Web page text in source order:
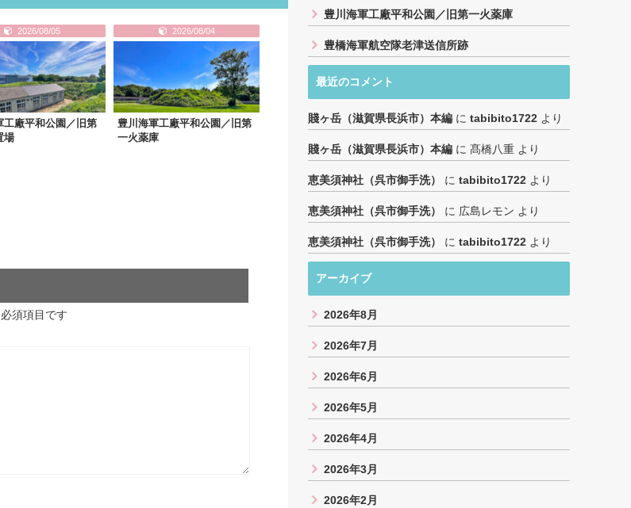
2026/08/05
工廠平和公園／旧第
場
2026/08/04
豊川海軍工廠平和公園／旧第
一火薬庫
須項目です
豊川海軍工廠平和公園／旧第一火薬庫
豊橋海軍航空隊老津送信所跡
最近のコメント
賤ヶ岳（滋賀県長浜市）本編 に tabibito1722 より
賤ヶ岳（滋賀県長浜市）本編 に 髙橋八重 より
恵美須神社（呉市御手洗） に tabibito1722 より
恵美須神社（呉市御手洗） に 広島レモン より
恵美須神社（呉市御手洗） に tabibito1722 より
アーカイブ
2026年8月
2026年7月
2026年6月
2026年5月
2026年4月
2026年3月
2026年2月